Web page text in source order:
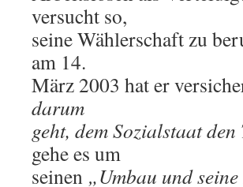
versucht so,
seine Wählerschaft zu
am 14.
März 2003 hat er
darum
geht, dem Sozialstaat
gehe es um
seinen „Umbau und